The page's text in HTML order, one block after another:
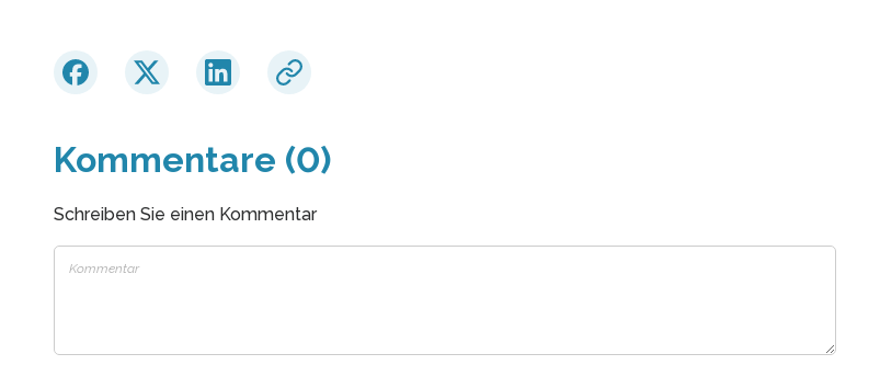
Kommentare (0)
Schreiben Sie einen Kommentar